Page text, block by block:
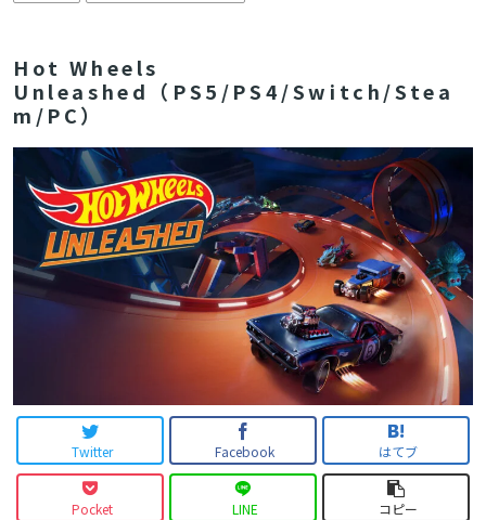
Hot Wheels
Unleashed（PS5/PS4/Switch/Stea
m/PC）
Twitter Facebook はてブ
Pocket LINE コピー